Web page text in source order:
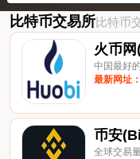
比特币交易所比特币
火币
中国最好
最新网址
币安
全球交易